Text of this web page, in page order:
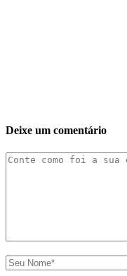
Deixe um comentário